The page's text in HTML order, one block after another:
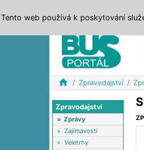
home Zpravodajství
Zpravodajství
» Zprávy
» Zajímavosti
» Veletrhy
Tento web používá k poskytování